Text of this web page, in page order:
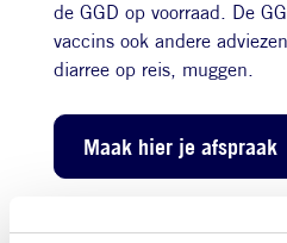
de GGD op voorraad. De
vaccins ook andere
diarree op reis, muggen.
Maak hier je afspraak
Download de app